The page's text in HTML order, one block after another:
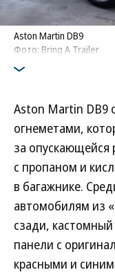
Aston Martin DB9
Фото: Bring A Trailer
Aston Martin DB9
огнеметами,
за опускающейся
с пропаном и
в багажнике.
автомобилям
сзади,
панели с
красными и